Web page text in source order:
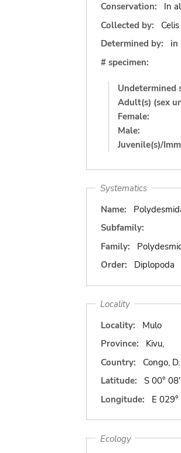
Conservation:
In
Collected by:
Celis
Determined by:
in
# specimen:
Undetermined
Adult(s) (sex
Female:
Male:
Juvenile(s)/
Systematics
Name:
Subfamily:
Family:
Order:
Diplopoda
Locality
Locality:
Mulo
Province:
Kivu,
Country:
Congo,
Latitude:
S 00° 08'
Longitude:
E
Ecology